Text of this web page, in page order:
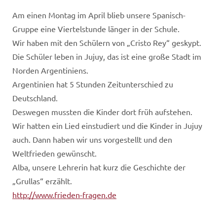
Am einen Montag im April blieb unsere Spanisch-
Gruppe eine Viertelstunde länger in der Schule.
Wir haben mit den Schülern von „Cristo Rey“ geskypt.
Die Schüler leben in Jujuy, das ist eine große Stadt im
Norden Argentiniens.
Argentinien hat 5 Stunden Zeitunterschied zu
Deutschland.
Deswegen mussten die Kinder dort früh aufstehen.
Wir hatten ein Lied einstudiert und die Kinder in Jujuy
auch. Dann haben wir uns vorgestellt und den
Weltfrieden gewünscht.
Alba, unsere Lehrerin hat kurz die Geschichte der
„Grullas“ erzählt.
http://www.frieden-fragen.de